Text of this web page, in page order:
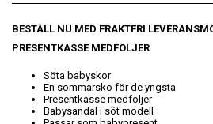
BESTÄLL NU MED FRAKTFRI
PRESENTKASSE MEDFÖLJER
Söta babyskor
En sommarsko för de yngsta
Presentkasse medföljer
Babysandal i söt modell